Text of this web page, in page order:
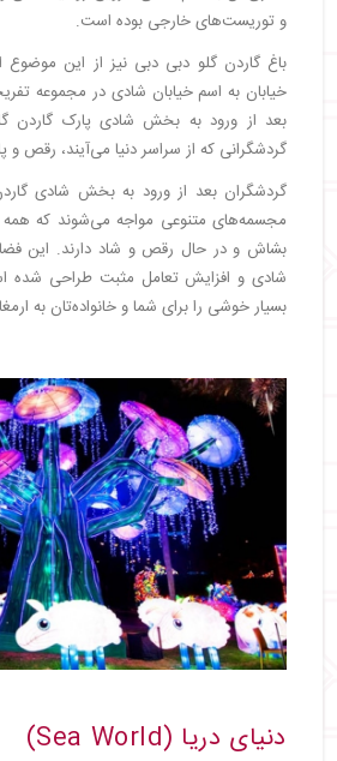
و توریست‌های خارجی بوده است.
باغ گاردن گلو دبی دبی نیز از این موضوع
خیابان به اسم خیابان شادی در مجموعه
بعد از ورود به بخش شادی پارک گاردن
گردشگرانی که از سراسر دنیا می‌آیند، رقص و
گردشگران بعد از ورود به بخش شادی
مجسمه‌های متنوعی مواجه می‌شوند که همه
بشاش و در حال رقص و شاد دارند. این
شادی و افزایش تعامل مثبت طراحی شده
بسیار خوشی را برای شما و خانواده‌تان به
دنیای دریا (Sea World)